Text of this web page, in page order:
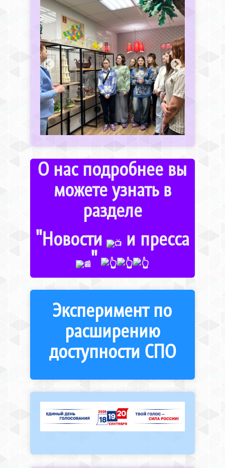
О нас подробнее вы
можете узнать в
разделе
"Новости
и пресса
"
Эксперимент по
расширению
доступности СПО